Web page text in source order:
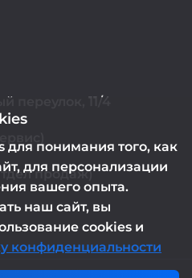
переулок, 11/4
продаж)
понимания того, как
для персонализации
вашего опыта.
наш сайт, вы
cookies и
конфиденциальности